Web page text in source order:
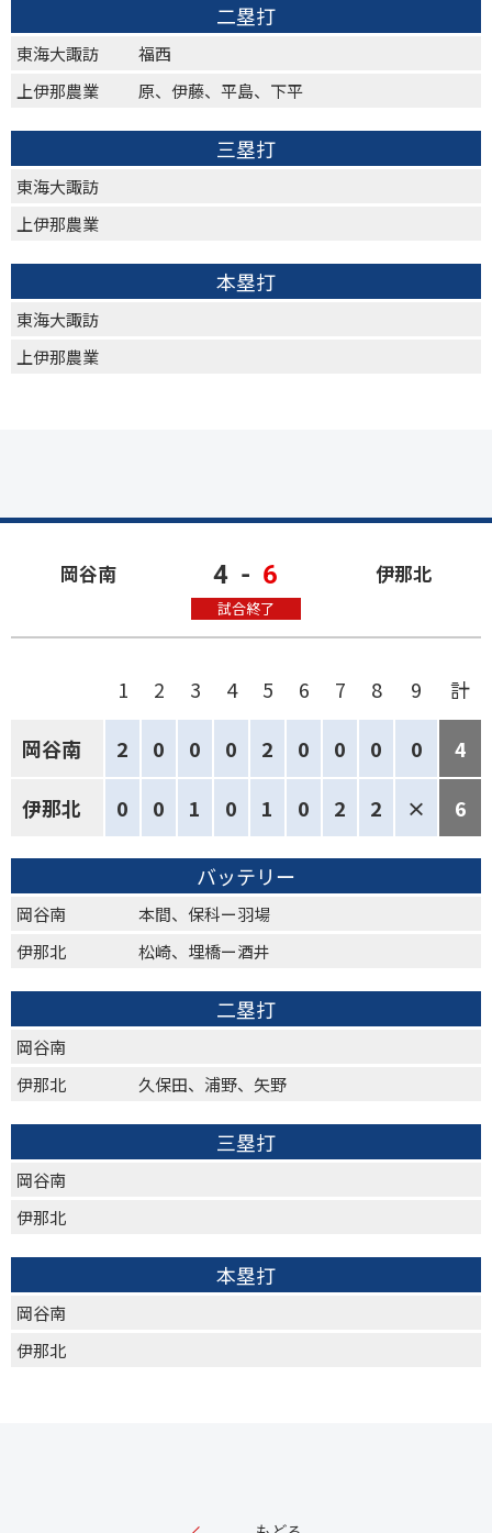
二塁打
東海大諏訪
福西
上伊那農業
原、伊藤、平島、下平
三塁打
東海大諏訪
上伊那農業
本塁打
東海大諏訪
上伊那農業
岡谷南 4 - 6
試合終了
伊那北
1 2 3 4 5 6 7 8 9 計
岡谷南 2 0 0 0 2 0 0 0 0 4
伊那北 0 0 1 0 1 0 2 2 × 6
バッテリー
岡谷南
本間、保科ー羽場
伊那北
松崎、埋橋ー酒井
二塁打
岡谷南
伊那北
久保田、浦野、矢野
三塁打
岡谷南
伊那北
本塁打
岡谷南
伊那北